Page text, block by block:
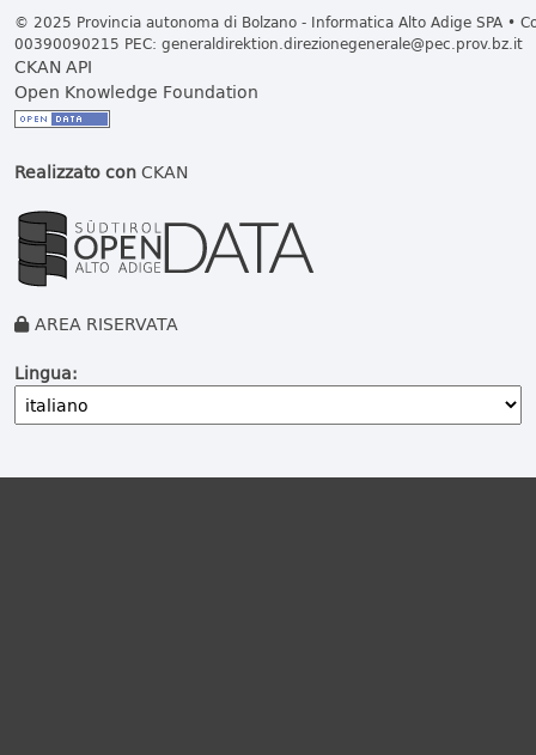
© 2025 Provincia autonoma di Bolzano - Informatica Alto Adige SPA •
00390090215 PEC: generaldirektion.direzionegenerale@pec.prov.bz.it
CKAN API
Open Knowledge Foundation
Realizzato conCKAN
AREA RISERVATA
Lingua